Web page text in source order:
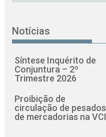
Notícias
Síntese Inquérito de
Conjuntura – 2º
Trimestre 2026
Proibição de
circulação de pesados
de mercadorias na VCI